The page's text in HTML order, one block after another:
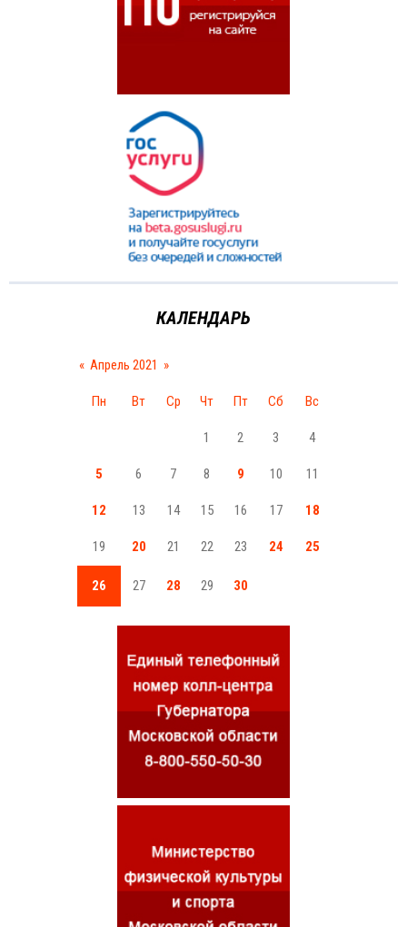
КАЛЕНДАРЬ
« Апрель 2021 »
Пн Вт Ср Чт Пт Сб Вс
1 2 3 4
5 6 7 8 9 10 11
12 13 14 15 16 17 18
19 20 21 22 23 24 25
26 27 28 29 30